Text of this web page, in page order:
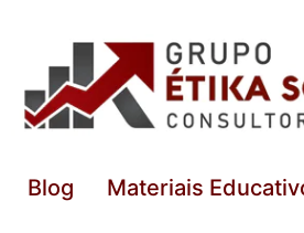
Blog Materiais